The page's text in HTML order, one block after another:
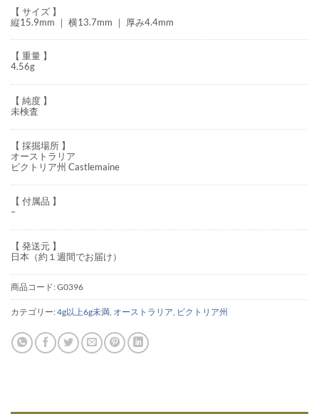
【 サイズ 】
縦15.9mm ｜ 横13.7mm ｜ 厚み4.4mm
【 重量 】
4.56g
【 純度 】
未検査
【 採掘場所 】
オーストラリア
ビクトリア州 Castlemaine
【 付属品 】
–
【 発送元 】
日本（約１週間でお届け）
商品コード:G0396
カテゴリー:4g以上6g未満 オーストラリア ビクトリア州